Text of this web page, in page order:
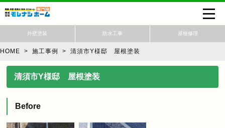
外壁塗装 防水工事 屋根修理
HOME > 施工事例 > 清須市Y様邸 屋根塗装
清須市Y様邸 屋根塗装
Before